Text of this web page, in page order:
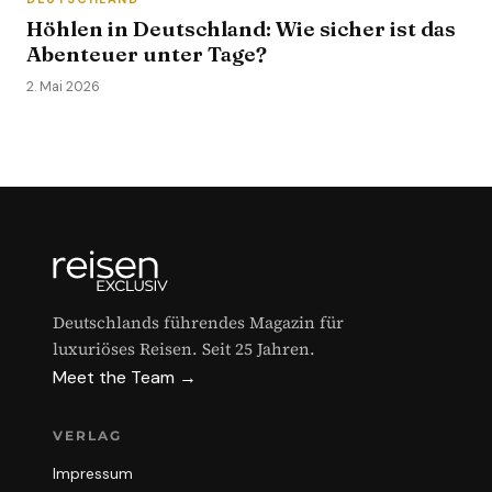
Höhlen in Deutschland: Wie sicher ist das
Abenteuer unter Tage?
2. Mai 2026
Deutschlands führendes Magazin für
luxuriöses Reisen. Seit 25 Jahren.
Meet the Team →
VERLAG
Impressum